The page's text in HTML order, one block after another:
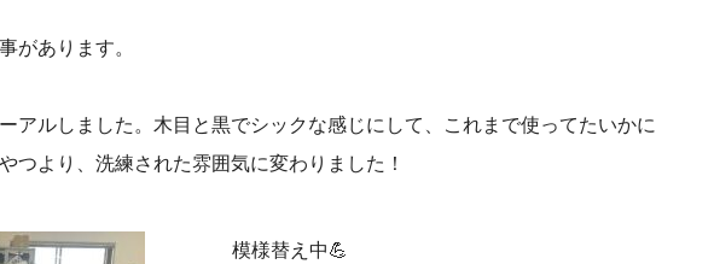
があります。
アルしました。木目と黒でシックな感じにして、これまで使ってたいかに
つより、洗練された雰囲気に変わりました！
模様替え中💪